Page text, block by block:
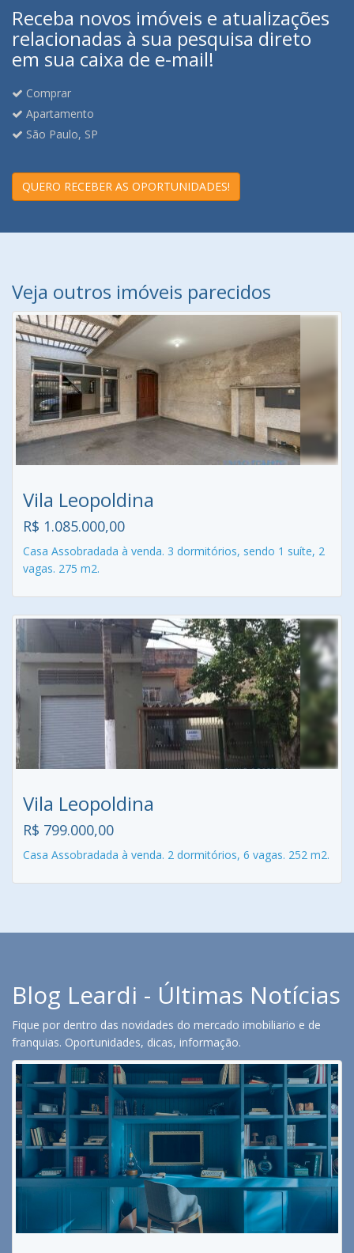
Receba novos imóveis e atualizações
relacionadas à sua pesquisa direto
em sua caixa de e-mail!
Comprar
Apartamento
São Paulo, SP
QUERO RECEBER AS OPORTUNIDADES!
Veja outros imóveis parecidos
Vila Leopoldina
R$ 1.085.000,00
Casa Assobradada à venda. 3 dormitórios, sendo 1 suíte, 2
vagas. 275 m2.
Vila Leopoldina
R$ 799.000,00
Casa Assobradada à venda. 2 dormitórios, 6 vagas. 252 m2.
Blog Leardi - Últimas Notícias
Fique por dentro das novidades do mercado imobiliario e de
franquias. Oportunidades, dicas, informação.